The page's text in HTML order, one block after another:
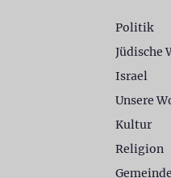
Politik
Jüdische
Israel
Unsere
Kultur
Religion